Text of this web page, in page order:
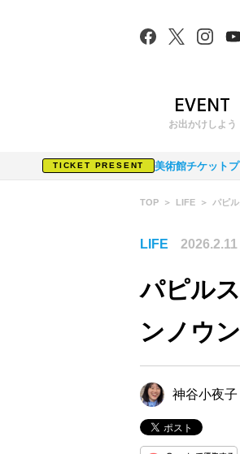
お出かけしよう
TICKET PRESENT 美術館チケット
TOP LIFE パピ
LIFE 2026.2.11
パピル
ンノウ
神谷小夜子